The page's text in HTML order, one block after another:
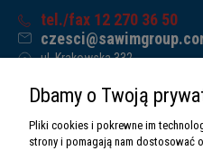
tel./fax 12 270 36 50
ul. Krakowska 332,
Sawim Group Mariusz Zdyb sp.
NIP: 5130284470
REGON: 5246591010
Dbamy o Twoją
Pliki cookies i pokrewne im
strony i pomagają nam dostosować